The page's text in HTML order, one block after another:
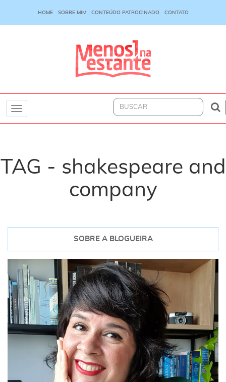
HOME SOBRE MIM CONTEÚDO PATROCINADO CONTATO
Toggle
TAG - shakespeare and
company
SOBRE A BLOGUEIRA